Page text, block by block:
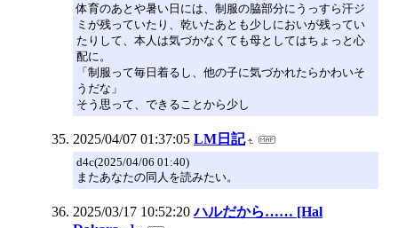
体育のあとや暑い日には、制服の脇部分にうっすら汗ジ
ミが残っていたり、乾いたあとも少しにおいが残ってい
たりして、本人は気づかなくても母としてはちょっと心
配に。
「制服って毎日着るし、他の子に気づかれたらかわいそ
うだな」
そう思って、できることから少し
2025/04/07 01:37:05 LM日記
d4c(2025/04/06 01:40)
またあなたの同人を読みたい。
2025/03/17 10:52:20 ハルだから…… [Hal